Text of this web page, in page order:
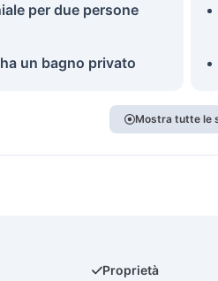
per due persone
un bagno privato
Mostra tutte le
Proprietà